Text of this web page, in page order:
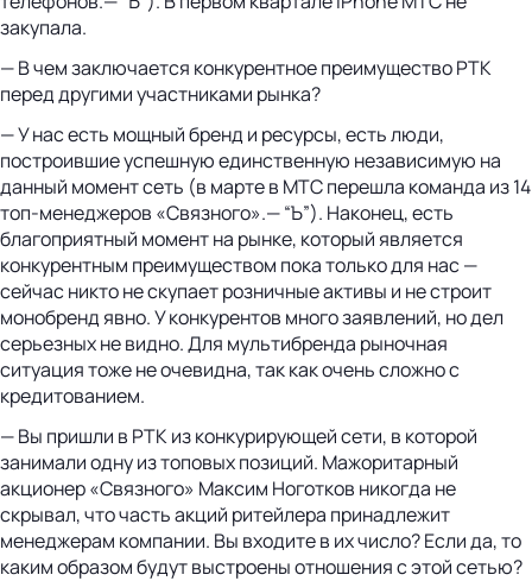
закупала.
— В чем заключается конкурентное преимущество РТК
перед другими участниками рынка?
— У нас есть мощный бренд и ресурсы, есть люди,
построившие успешную единственную независимую на
данный момент сеть (в марте в МТС перешла команда из 14
топ-менеджеров «Связного».— “Ъ”). Наконец, есть
благоприятный момент на рынке, который является
конкурентным преимуществом пока только для нас —
сейчас никто не скупает розничные активы и не строит
монобренд явно. У конкурентов много заявлений, но дел
серьезных не видно. Для мультибренда рыночная
ситуация тоже не очевидна, так как очень сложно с
кредитованием.
— Вы пришли в РТК из конкурирующей сети, в которой
занимали одну из топовых позиций. Мажоритарный
акционер «Связного» Максим Ноготков никогда не
скрывал, что часть акций ритейлера принадлежит
менеджерам компании. Вы входите в их число? Если да, то
каким образом будут выстроены отношения с этой сетью?